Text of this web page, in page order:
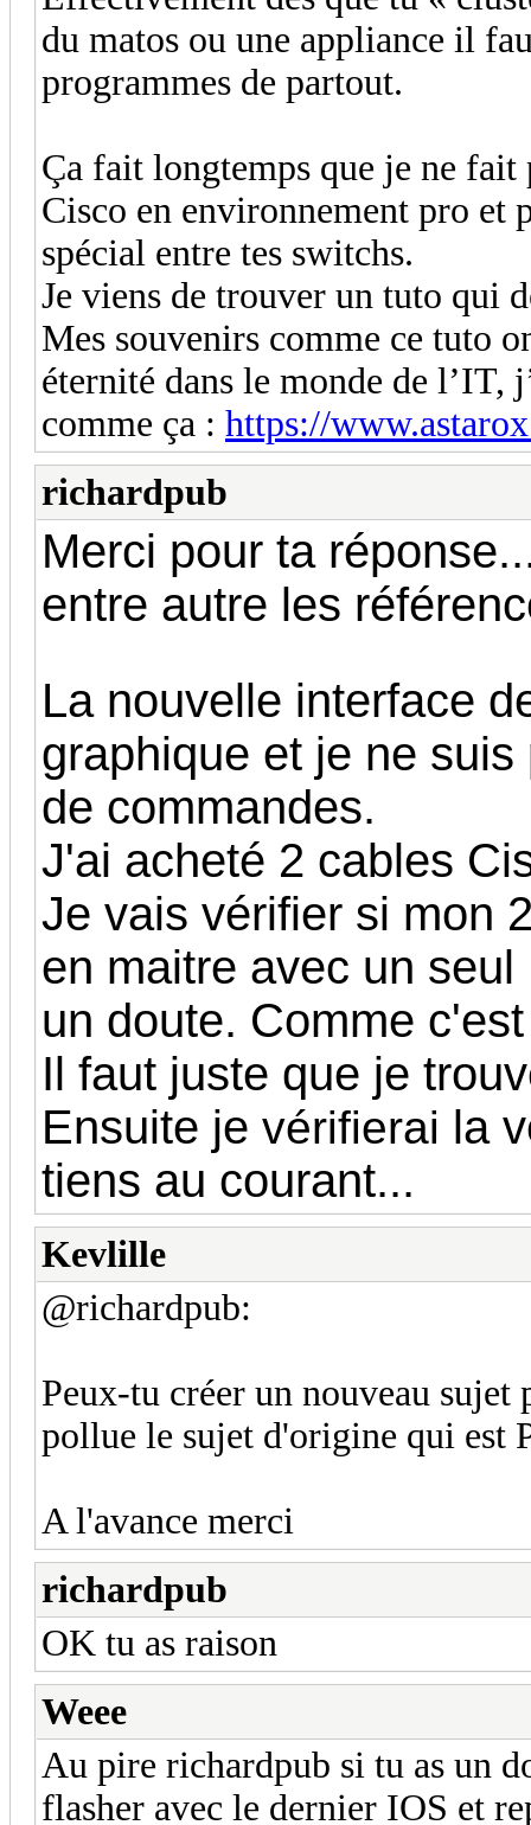
du matos ou une appliance il
programmes de partout.
Ça fait longtemps que je ne fait
Cisco en environnement pro et
spécial entre tes switchs.
Je viens de trouver un tuto qui
Mes souvenirs comme ce tuto
éternité dans le monde de l’IT,
comme ça : https://
richardpub
Merci pour ta
entre autre les
La nouvelle interface
graphique et je ne
de commandes.
J'ai acheté 2 cables
Je vais vérifier si mon
en maitre avec un
un doute. Comme
Il faut juste que je
Ensuite je vérifierai la
tiens au courant...
Kevlille
@richardpub:
Peux-tu créer un nouveau
pollue le sujet d'origine qui est
A l'avance merci
richardpub
OK tu as raison
Weee
Au pire richardpub si tu as un
flasher avec le dernier IOS et